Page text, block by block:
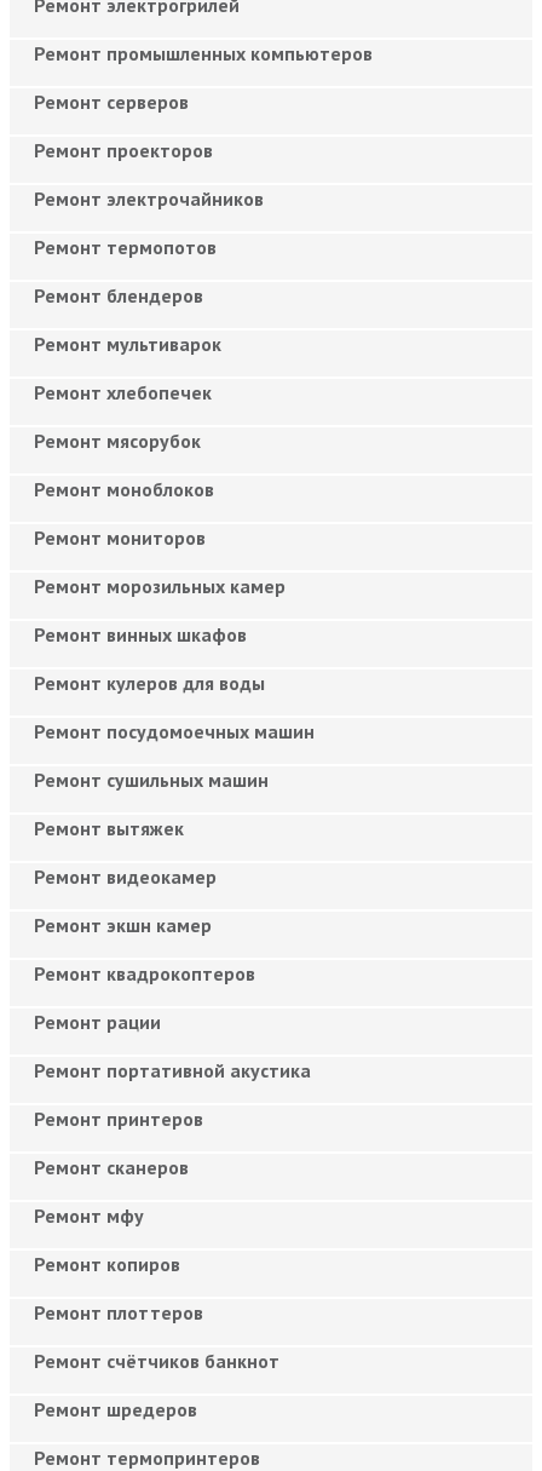
Ремонт промышленных компьютеров
Ремонт серверов
Ремонт проекторов
Ремонт электрочайников
Ремонт термопотов
Ремонт блендеров
Ремонт мультиварок
Ремонт хлебопечек
Ремонт мясорубок
Ремонт моноблоков
Ремонт мониторов
Ремонт морозильных камер
Ремонт винных шкафов
Ремонт кулеров для воды
Ремонт посудомоечных машин
Ремонт сушильных машин
Ремонт вытяжек
Ремонт видеокамер
Ремонт экшн камер
Ремонт квадрокоптеров
Ремонт рации
Ремонт портативной акустика
Ремонт принтеров
Ремонт сканеров
Ремонт мфу
Ремонт копиров
Ремонт плоттеров
Ремонт счётчиков банкнот
Ремонт шредеров
Ремонт термопринтеров